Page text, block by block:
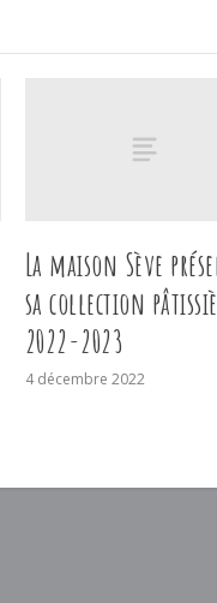
La maison Sève
sa collection
2022-2023
4 décembre 2022